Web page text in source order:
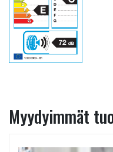
Myydyimmät